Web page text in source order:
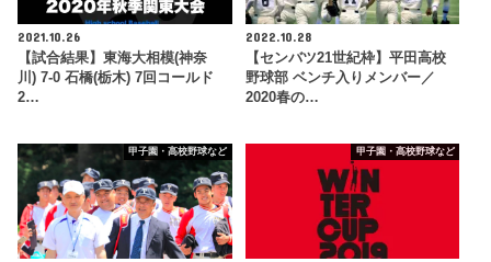
2021.10.26
【試合結果】東海大相模(神奈
川) 7-0 石橋(栃木) 7回コールド
2…
2022.10.28
【センバツ21世紀枠】平田高校
野球部 ベンチ入りメンバー／
2020春の…
甲子園・高校野球など 甲子園・高校野球など